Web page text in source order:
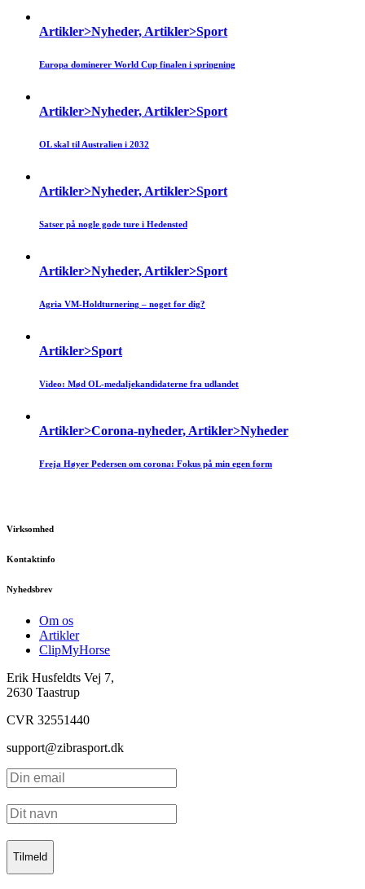
Artikler>Nyheder, Artikler>Sport
Europa dominerer World Cup finalen i springning
Artikler>Nyheder, Artikler>Sport
OL skal til Australien i 2032
Artikler>Nyheder, Artikler>Sport
Satser på nogle gode ture i Hedensted
Artikler>Nyheder, Artikler>Sport
Agria VM-Holdturnering – noget for dig?
Artikler>Sport
Video: Mød OL-medaljekandidaterne fra udlandet
Artikler>Corona-nyheder, Artikler>Nyheder
Freja Høyer Pedersen om corona: Fokus på min egen form
Virksomhed
Kontaktinfo
Nyhedsbrev
Om os
Artikler
ClipMyHorse
Erik Husfeldts Vej 7,
2630 Taastrup
CVR 32551440
support@zibrasport.dk
Tilmeld